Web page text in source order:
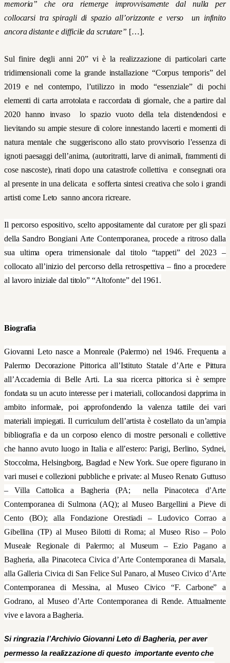
memoria” che ora riemerge improvvisamente dal nulla per
collocarsi tra spiragli di spazio all’orizzonte e verso un infinito
ancora distante e difficile da scrutare” […].
Sul finire degli anni 20” vi èla realizzazione di particolari carte
tridimensionalicome la grande installazione “Corpus temporis” del
2019 e nel contempo, l’utilizzo in modo “essenziale” di pochi
elementi di carta arrotolata e raccordata di giornale, che a partire dal
2020 hanno invaso lo spazio vuoto della tela distendendosi e
lievitando su ampie stesure di colore innestando lacerti e momenti di
natura mentale che suggeriscono allo stato provvisorio l’essenza di
ignoti paesaggi dell’anima, (autoritratti, larve di animali, frammenti di
cose nascoste), rinati dopo una catastrofe collettiva e consegnati ora
al presente in una delicata e sofferta sintesi creativa che solo i grandi
artisti come Leto sanno ancora ricreare.
Il percorso espositivo, scelto appositamente dal curatore per gli spazi
della Sandro Bongiani Arte Contemporanea, procede a ritroso dalla
sua ultima opera trimensionale dal titolo “tappeti” del 2023 –
collocato all’inizio del percorso della retrospettiva – fino a procedere
al lavoro iniziale dal titolo” “Altofonte”del 1961.
Biografia
Giovanni Leto nasce a Monreale (Palermo) nel 1946. Frequenta a
Palermo Decorazione Pittorica all’Istituto Statale d’Arte e Pittura
all’Accademia di Belle Arti. La sua ricerca pittorica si è sempre
fondata su un acuto interesse per i materiali, collocandosi dapprima in
ambito informale, poi approfondendo la valenza tattile dei vari
materiali impiegati. Il curriculum dell’artista è costellato da un’ampia
bibliografia e da un corposo elenco di mostre personali e collettive
che hanno avuto luogo in Italia e all’estero: Parigi, Berlino, Sydnei,
Stoccolma, Helsingborg, Bagdad e New York. Sue opere figurano in
vari musei e collezioni pubbliche e private: al Museo Renato Guttuso
– Villa Cattolica a Bagheria (PA; nella Pinacoteca d’Arte
Contemporanea di Sulmona (AQ); al Museo Bargellini a Pieve di
Cento (BO); alla Fondazione Orestiadi – Ludovico Corrao a
Gibellina (TP) al Museo Bilotti di Roma; al Museo Riso – Polo
Museale Regionale di Palermo; al Museum – Ezio Pagano a
Bagheria, alla Pinacoteca Civica d’Arte Contemporanea di Marsala,
alla Galleria Civica di San Felice Sul Panaro, al Museo Civico d’Arte
Contemporanea di Messina, al Museo Civico “F. Carbone” a
Godrano, al Museo d’Arte Contemporanea di Rende. Attualmente
vive e lavora a Bagheria.
Si ringrazia l’Archivio Giovanni Leto di Bagheria, per aver
permesso la realizzazione di questo importante evento che